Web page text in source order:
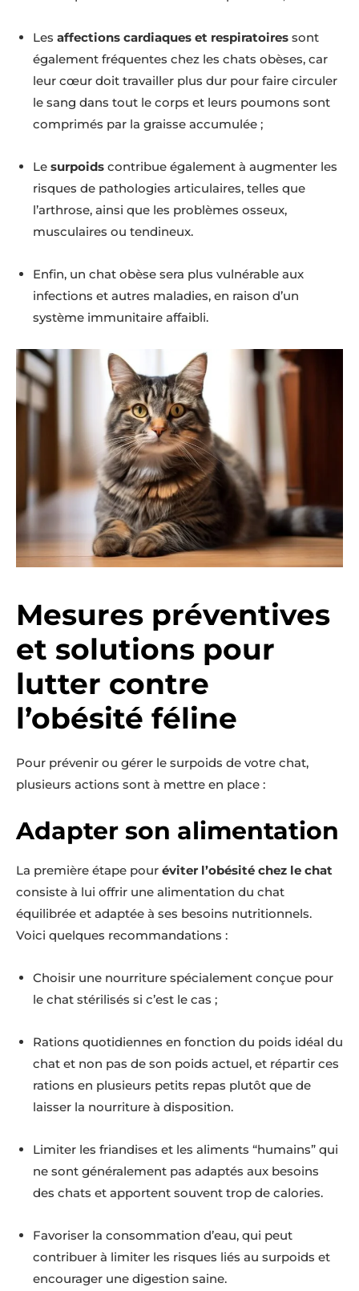
Les affections cardiaques et respiratoires sont
également fréquentes chez les chats obèses, car
leur cœur doit travailler plus dur pour faire circuler
le sang dans tout le corps et leurs poumons sont
comprimés par la graisse accumulée ;
Le surpoids contribue également à augmenter les
risques de pathologies articulaires, telles que
l’arthrose, ainsi que les problèmes osseux,
musculaires ou tendineux.
Enfin, un chat obèse sera plus vulnérable aux
infections et autres maladies, en raison d’un
système immunitaire affaibli.
Mesures préventives
et solutions pour
lutter contre
l’obésité féline
Pour prévenir ou gérer le surpoids de votre chat,
plusieurs actions sont à mettre en place :
Adapter son alimentation
La première étape pour éviter l’obésité chez le chat
consiste à lui offrir une alimentation du chat
équilibrée et adaptée à ses besoins nutritionnels.
Voici quelques recommandations :
Choisir une nourriture spécialement conçue pour
le chat stérilisés si c’est le cas ;
Rations quotidiennes en fonction du poids idéal du
chat et non pas de son poids actuel, et répartir ces
rations en plusieurs petits repas plutôt que de
laisser la nourriture à disposition.
Limiter les friandises et les aliments “humains” qui
ne sont généralement pas adaptés aux besoins
des chats et apportent souvent trop de calories.
Favoriser la consommation d’eau, qui peut
contribuer à limiter les risques liés au surpoids et
encourager une digestion saine.